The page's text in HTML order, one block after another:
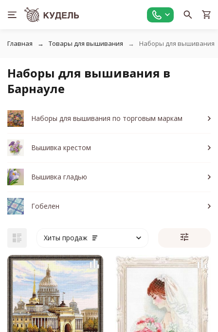
Главная Товары для вышивания Наборы для вышивания
Наборы для вышивания в
Барнауле
Наборы для вышивания по торговым маркам
Вышивка крестом
Вышивка гладью
Гобелен
Хиты продаж